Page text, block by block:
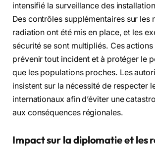
intensifié la surveillance des
Des contrôles supplémentaires sur les
radiation ont été mis en place, et les
sécurité se sont multipliés. Ces actions
prévenir tout incident et à protéger le
que les populations proches. Les
insistent sur la nécessité de respecter
internationaux afin d’éviter une
aux conséquences régionales.
Impact sur la diplomatie et les